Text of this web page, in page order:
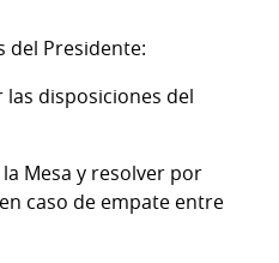
del Presidente:
disposiciones del
Mesa y resolver por
caso de empate entre